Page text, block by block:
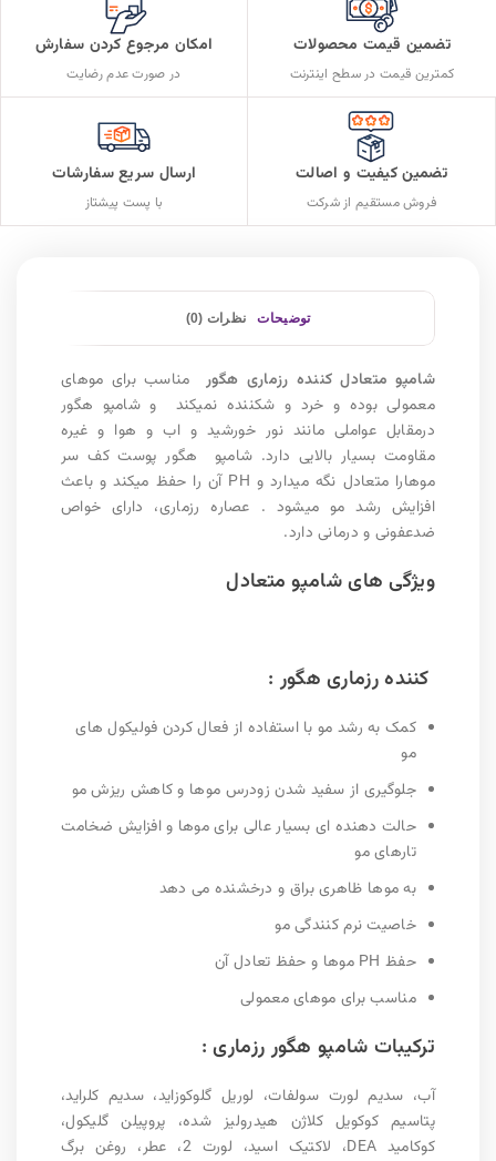
تضمین قیمت محصولات
کمترین قیمت در سطح اینترنت
امکان مرجوع کردن سفارش
در صورت عدم رضایت
تضمین کیفیت و اصالت
فروش مستقیم از شرکت
ارسال سریع سفارشات
با پست پیشتاز
توضیحات نظرات (0)
شامپو متعادل کننده رزماری هگور مناسب برای موهای
معمولی بوده و خرد و شکننده نمیکند و شامپو هگور
درمقابل عواملی مانند نور خورشید و اب و هوا و غیره
مقاومت بسیار بالایی دارد. شامپو هگور پوست کف سر
موهارا متعادل نگه میدارد و PH آن را حفظ میکند و باعث
افزایش رشد مو میشود . عصاره رزماری، دارای خواص
ضدعفونی و درمانی دارد.
ویژگی های شامپو متعادل
کننده رزماری هگور :
کمک به رشد مو با استفاده از فعال کردن فولیکول های
مو
جلوگیری از سفید شدن زودرس موها و کاهش ریزش مو
حالت دهنده ای بسیار عالی برای موها و افزایش ضخامت
تارهای مو
به موها ظاهری براق و درخشنده می دهد
خاصیت نرم کنندگی مو
حفظ PH موها و حفظ تعادل آن
مناسب برای موهای معمولی
ترکیبات شامپو هگور رزماری :
آب، سدیم لورت سولفات، لوریل گلوکوزاید، سدیم کلراید،
پتاسیم کوکویل کلاژن هیدرولیز شده، پروپیلن گلیکول،
کوکامید DEA، لاکتیک اسید، لورت 2، عطر، روغن برگ